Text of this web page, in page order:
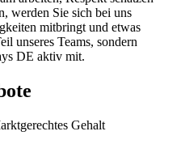
werden Sie sich bei uns
mitbringt und etwas
unseres Teams, sondern
DE aktiv mit.
Gehalt